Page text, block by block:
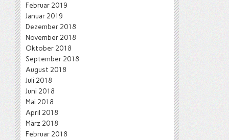
Februar 2019
Januar 2019
Dezember 2018
November 2018
Oktober 2018
September 2018
August 2018
Juli 2018
Juni 2018
Mai 2018
April 2018
März 2018
Februar 2018